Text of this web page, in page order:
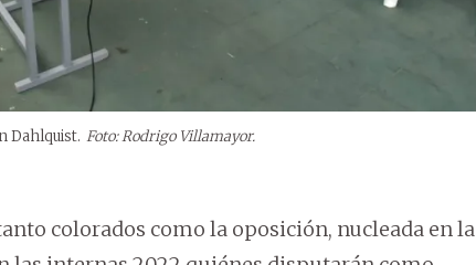
Dahlquist. Foto: Rodrigo Villamayor.
colorados como la oposición, nucleada en la